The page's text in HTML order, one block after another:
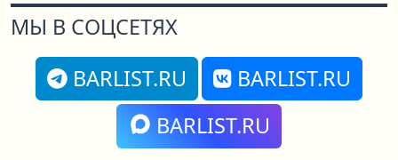
МЫ В СОЦСЕТЯХ
BARLIST.RU
BARLIST.RU
BARLIST.RU